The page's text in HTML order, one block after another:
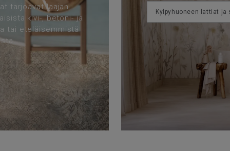
tarjoavat laajan
kivi-, betoni- ja
tai eteläisemmistä
Kylpyhuoneen lattiat ja